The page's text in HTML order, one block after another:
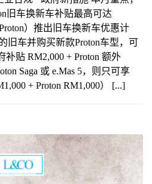
旧车换新车补贴最高可达
）推出旧车换新车优惠计
旧车并购买新款Proton车型，可
贴 RM2,000 + Proton 额外
Saga 或 e.Mas 5，则只可享
+ Proton RM1,000） [...]